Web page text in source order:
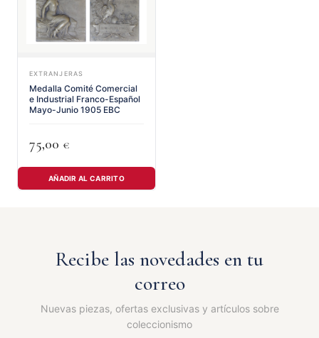
EXTRANJERAS
Medalla Comité Comercial
e Industrial Franco-Español
Mayo-Junio 1905 EBC
75,00 €
AÑADIR AL CARRITO
Recibe las novedades en tu
correo
Nuevas piezas, ofertas exclusivas y artículos sobre
coleccionismo